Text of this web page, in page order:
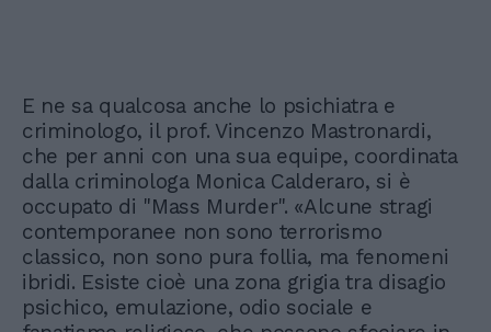
E ne sa qualcosa anche lo psichiatra e
criminologo, il prof. Vincenzo Mastronardi,
che per anni con una sua equipe, coordinata
dalla criminologa Monica Calderaro, si è
occupato di "Mass Murder". «Alcune stragi
contemporanee non sono terrorismo
classico, non sono pura follia, ma fenomeni
ibridi. Esiste cioè una zona grigia tra disagio
psichico, emulazione, odio sociale e